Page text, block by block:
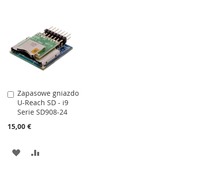
Zapasowe gniazdo
U-Reach SD - i9
Serie SD908-24
15,00 €
Dodaj
do
koszyka
DODAJ